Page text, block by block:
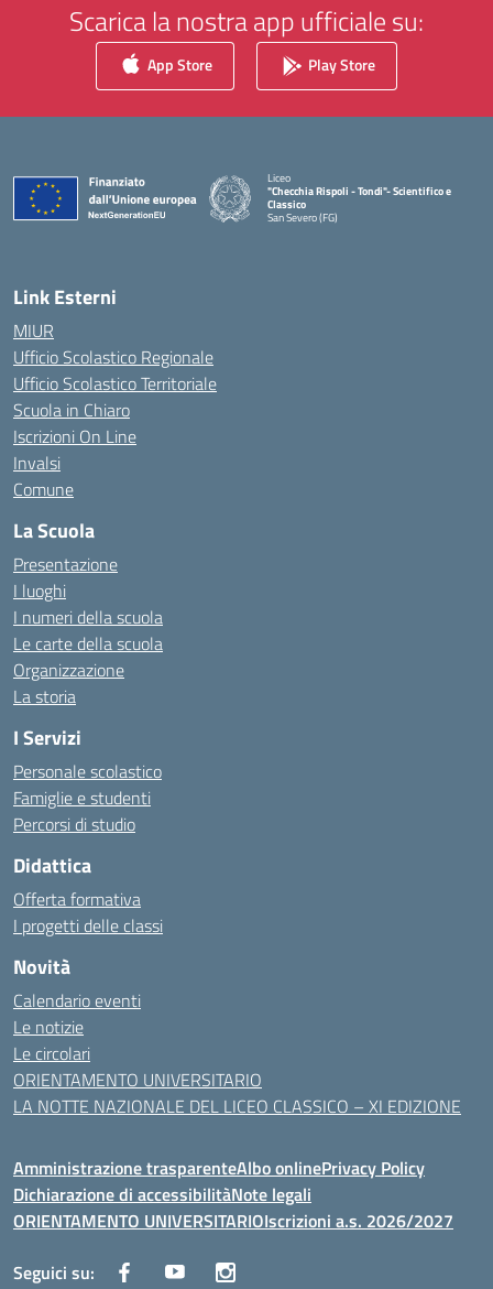
Scarica la nostra app ufficiale su:
App Store Play Store
Liceo
"Checchia Rispoli - Tondi"- Scientifico e
Classico
San Severo (FG)
Link Esterni
MIUR
Ufficio Scolastico Regionale
Ufficio Scolastico Territoriale
Scuola in Chiaro
Iscrizioni On Line
Invalsi
Comune
La Scuola
Presentazione
I luoghi
I numeri della scuola
Le carte della scuola
Organizzazione
La storia
I Servizi
Personale scolastico
Famiglie e studenti
Percorsi di studio
Didattica
Offerta formativa
I progetti delle classi
Novità
Calendario eventi
Le notizie
Le circolari
ORIENTAMENTO UNIVERSITARIO
LA NOTTE NAZIONALE DEL LICEO CLASSICO – XI EDIZIONE
Amministrazione trasparenteAlbo onlinePrivacy Policy
Dichiarazione di accessibilitàNote legali
ORIENTAMENTO UNIVERSITARIOIscrizioni a.s. 2026/2027
Seguici su: